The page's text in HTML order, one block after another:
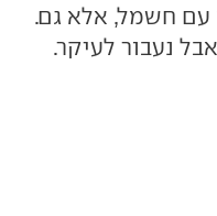
עם חשמל, אלא גם.
נעבור לעיקר.